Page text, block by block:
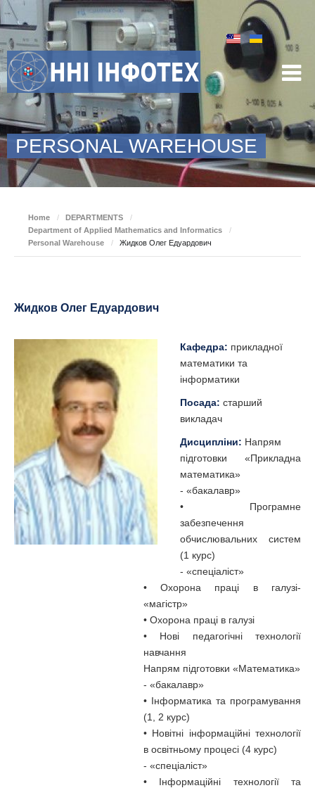
PERSONAL WAREHOUSE
Home / DEPARTMENTS
/
Department of Applied Mathematics and Informatics
/
Personal Warehouse
/ Жидков Олег Едуардович
Жидков Олег Едуардович
Кафедра: прикладної
математики та
інформатики
Посада: старший
викладач
Дисципліни: Напрям
підготовки «Прикладна
математика»
- «бакалавр»
• Програмне
забезпечення
обчислювальних систем
(1 курс)
- «спеціаліст»
• Охорона праці в галузі-
«магістр»
• Охорона праці в галузі
• Нові педагогічні технології
навчання
Напрям підготовки «Математика»
- «бакалавр»
• Інформатика та програмування
(1, 2 курс)
• Новітні інформаційні технології
в освітньому процесі (4 курс)
- «спеціаліст»
• Інформаційні технології та